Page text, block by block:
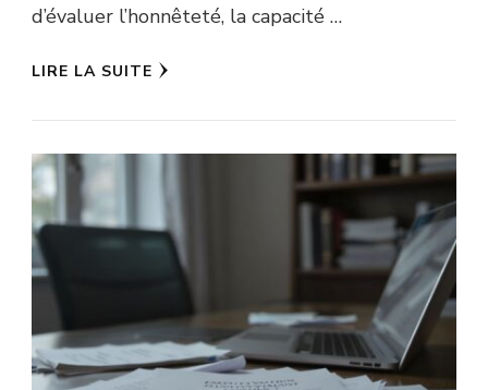
d’évaluer l’honnêteté, la capacité …
LIRE LA SUITE